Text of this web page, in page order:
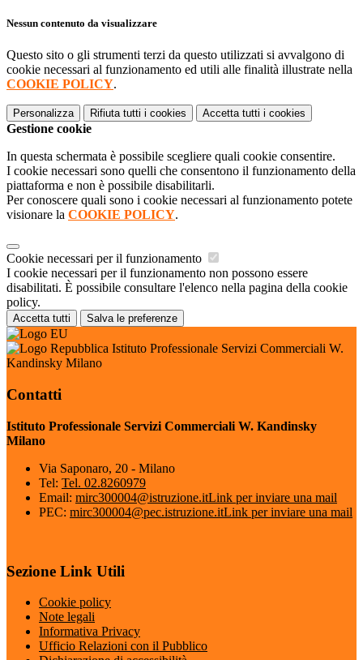
Nessun contenuto da visualizzare
Questo sito o gli strumenti terzi da questo utilizzati si avvalgono di
cookie necessari al funzionamento ed utili alle finalità illustrate nella
COOKIE POLICY.
Personalizza Rifiuta tutti i cookies Accetta tutti i cookies
Gestione cookie
In questa schermata è possibile scegliere quali cookie consentire.
I cookie necessari sono quelli che consentono il funzionamento della
piattaforma e non è possibile disabilitarli.
Per conoscere quali sono i cookie necessari al funzionamento potete
visionare la COOKIE POLICY.
Cookie necessari per il funzionamento
I cookie necessari per il funzionamento non possono essere
disabilitati. È possibile consultare l'elenco nella pagina della cookie
policy.
Accetta tutti Salva le preferenze
Istituto Professionale Servizi Commerciali W.
Kandinsky Milano
Contatti
Istituto Professionale Servizi Commerciali W. Kandinsky
Milano
Via Saponaro, 20 - Milano
Tel: Tel. 02.8260979
Email: mirc300004@istruzione.itLink per inviare una mail
PEC: mirc300004@pec.istruzione.itLink per inviare una mail
Sezione Link Utili
Cookie policy
Note legali
Informativa Privacy
Ufficio Relazioni con il Pubblico